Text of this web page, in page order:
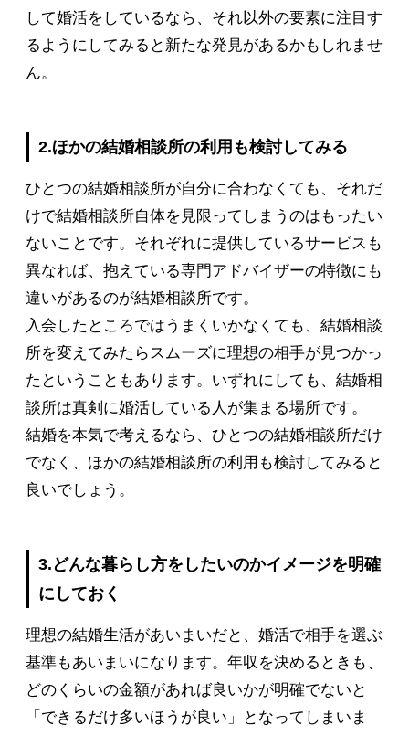
して婚活をしているなら、それ以外の要素に注目す
るようにしてみると新たな発見があるかもしれませ
ん。
2.ほかの結婚相談所の利用も検討してみる
ひとつの結婚相談所が自分に合わなくても、それだ
けで結婚相談所自体を見限ってしまうのはもったい
ないことです。それぞれに提供しているサービスも
異なれば、抱えている専門アドバイザーの特徴にも
違いがあるのが結婚相談所です。
入会したところではうまくいかなくても、結婚相談
所を変えてみたらスムーズに理想の相手が見つかっ
たということもあります。いずれにしても、結婚相
談所は真剣に婚活している人が集まる場所です。
結婚を本気で考えるなら、ひとつの結婚相談所だけ
でなく、ほかの結婚相談所の利用も検討してみると
良いでしょう。
3.どんな暮らし方をしたいのかイメージを明確
にしておく
理想の結婚生活があいまいだと、婚活で相手を選ぶ
基準もあいまいになります。年収を決めるときも、
どのくらいの金額があれば良いかが明確でないと
「できるだけ多いほうが良い」となってしまいま